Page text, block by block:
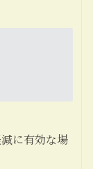
に有効な場